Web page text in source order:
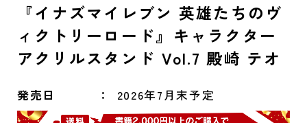
『イナズマイレブン 英雄たちのヴ
ィクトリーロード』キャラクター
アクリルスタンド Vol.7 殿崎 テオ
発売日 2026年7月末予定